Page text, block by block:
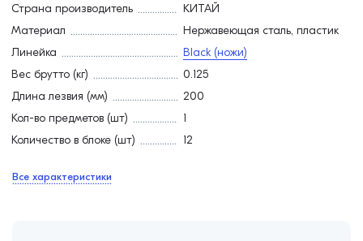
Страна производитель
КИТАЙ
Материал
Нержавеющая сталь, пластик
Линейка
Black (ножи)
Вес брутто (кг)
0.125
Длина лезвия (мм)
200
Кол-во предметов (шт)
1
Количество в блоке (шт)
12
Все характеристики